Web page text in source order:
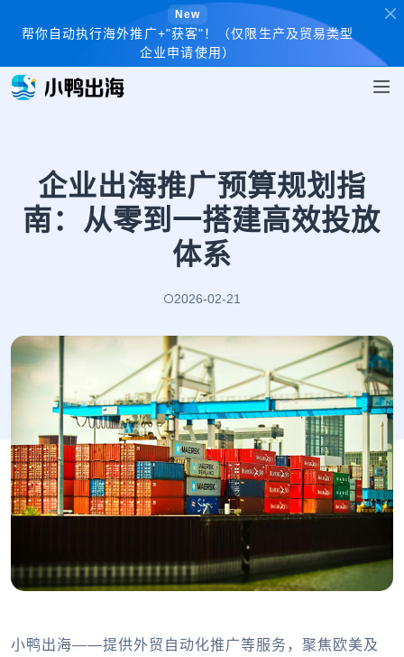
New
帮你自动执行海外推广+"获客"！（仅限生产及贸易类型
企业申请使用）
企业出海推广预算规划指
南：从零到一搭建高效投放
体系
2026-02-21
小鸭出海——提供外贸自动化推广等服务，聚焦欧美及